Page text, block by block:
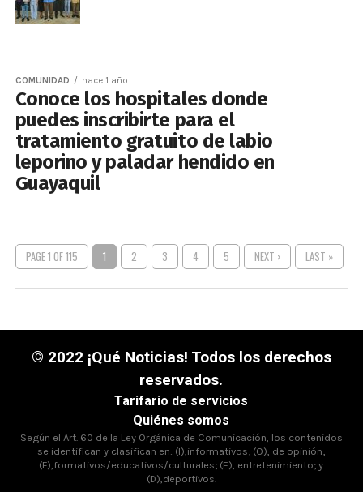
COMUNIDAD hace 1 año
Conoce los hospitales donde
puedes inscribirte para el
tratamiento gratuito de labio
leporino y paladar hendido en
Guayaquil
PAGE 1 OF 115 1 2 3 4 5 NEXT › LAST »
© 2022 ¡Qué Noticias! Todos los derechos
reservados.
Tarifario de servicios
Quiénes somos
Según el Art. 60 de la Ley Orgánica de Comunicación, los contenidos
se identifican y clasifican en: (I),informativos; (O), de opinión;
(F),formativos/educativos/culturales; (E), entretenimiento; y
(D),deportivos.